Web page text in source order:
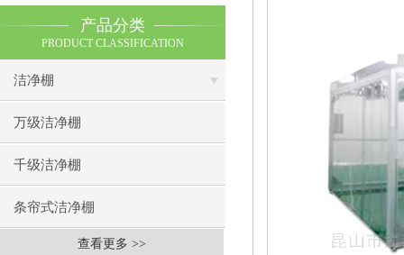
产品分类
PRODUCT CLASSIFICATION
洁净棚
万级洁净棚
千级洁净棚
条帘式洁净棚
查看更多 >>